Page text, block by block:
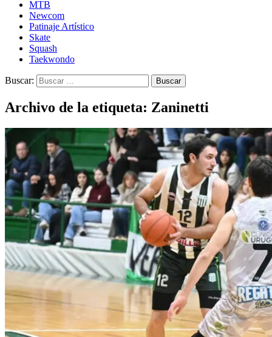
MTB
Newcom
Patinaje Artístico
Skate
Squash
Taekwondo
Buscar:
Archivo de la etiqueta: Zaninetti